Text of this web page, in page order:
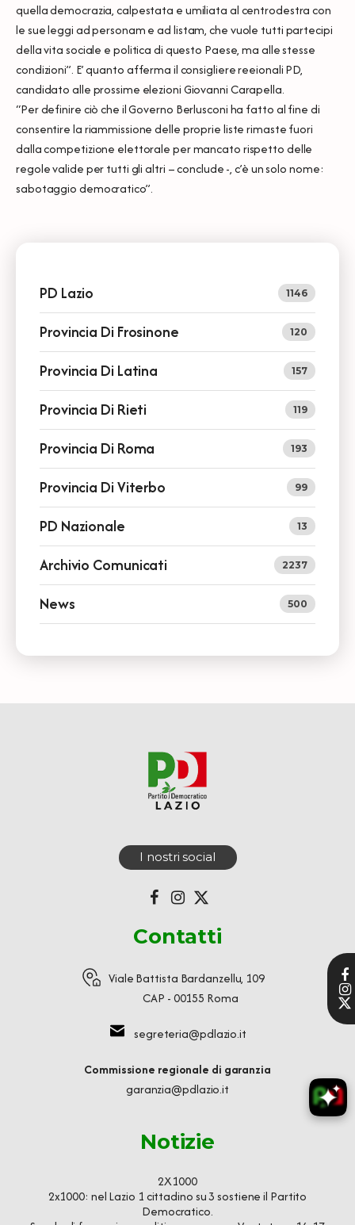
quella democrazia, calpestata e umiliata al centrodestra con
le sue leggi ad personam e ad listam, che vuole tutti partecipi
della vita sociale e politica di questo Paese, ma alle stesse
condizioni”. E’ quanto afferma il consigliere reeionali PD,
candidato alle prossime elezioni Giovanni Carapella.
“Per definire ciò che il Governo Berlusconi ha fatto al fine di
consentire la riammissione delle proprie liste rimaste fuori
dalla competizione elettorale per mancato rispetto delle
regole valide per tutti gli altri – conclude -, c’è un solo nome:
sabotaggio democratico”.
PD Lazio 1146
Provincia Di Frosinone 120
Provincia Di Latina 157
Provincia Di Rieti 119
Provincia Di Roma 193
Provincia Di Viterbo 99
PD Nazionale 13
Archivio Comunicati 2237
News 500
I nostri social
Contatti
Viale Battista Bardanzellu, 109
CAP - 00155 Roma
segreteria@pdlazio.it
Commissione regionale di garanzia
garanzia@pdlazio.it
Notizie
2X1000
2x1000: nel Lazio 1 cittadino su 3 sostiene il Partito
Democratico.